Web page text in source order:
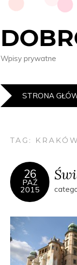
Wpisy prywatne
STRONA
TAG: KRAKÓW
26
PAŹ
2015